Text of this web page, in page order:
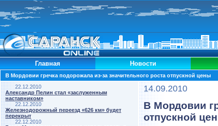
Главная Новости
В Мордовии гречка подорожала из-за значительного роста отпускной цены
22.12.2010
Александр Пелин стал «заслуженным
наставником»
22.12.2010
Железнодорожный переезд «626 км» будет
перекрыт
22.12.2010
14.09.2010
В Мордовии
отпускной